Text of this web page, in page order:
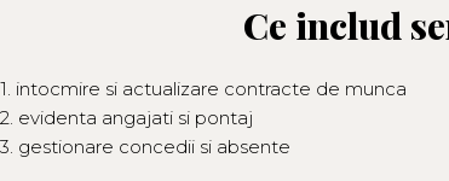
Ce includ
1. intocmire si actualizare contracte de munca
2. evidenta angajati si pontaj
3. gestionare concedii si absente